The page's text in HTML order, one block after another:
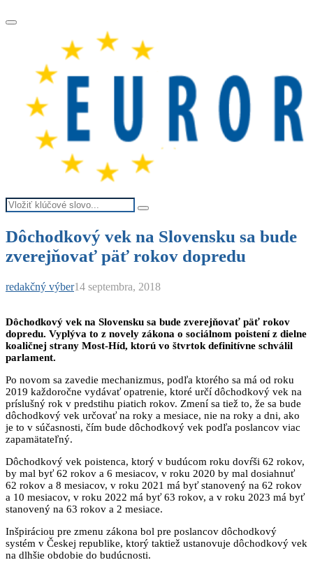
Primary
Search
for:
Search
Dôchodkový vek na Slovensku sa bude
zverejňovať päť rokov dopredu
redakčný výber14 septembra, 2018
Dôchodkový vek na Slovensku sa bude zverejňovať päť rokov
dopredu. Vyplýva to z novely zákona o sociálnom poistení z dielne
koaličnej strany Most-Híd, ktorú vo štvrtok definitívne schválil
parlament.
Po novom sa zavedie mechanizmus, podľa ktorého sa má od roku
2019 každoročne vydávať opatrenie, ktoré určí dôchodkový vek na
príslušný rok v predstihu piatich rokov. Zmení sa tiež to, že sa bude
dôchodkový vek určovať na roky a mesiace, nie na roky a dni, ako
je to v súčasnosti, čím bude dôchodkový vek podľa poslancov viac
zapamätateľný.
Dôchodkový vek poistenca, ktorý v budúcom roku dovŕši 62 rokov,
by mal byť 62 rokov a 6 mesiacov, v roku 2020 by mal dosiahnuť
62 rokov a 8 mesiacov, v roku 2021 má byť stanovený na 62 rokov
a 10 mesiacov, v roku 2022 má byť 63 rokov, a v roku 2023 má byť
stanovený na 63 rokov a 2 mesiace.
Inšpiráciou pre zmenu zákona bol pre poslancov dôchodkový
systém v Českej republike, ktorý taktiež ustanovuje dôchodkový vek
na dlhšie obdobie do budúcnosti.